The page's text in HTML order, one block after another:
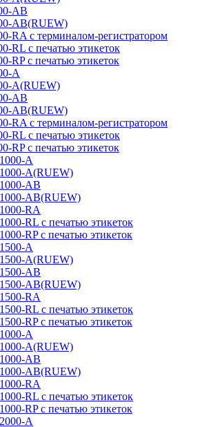
AB
AB(RUEW)
RA с терминалом-регистратором
RL с печатью этикеток
RP с печатью этикеток
A
A(RUEW)
AB
AB(RUEW)
RA с терминалом-регистратором
RL с печатью этикеток
RP с печатью этикеток
A
A(RUEW)
AB
AB(RUEW)
RA
RL с печатью этикеток
RP с печатью этикеток
A
A(RUEW)
AB
AB(RUEW)
RA
RL с печатью этикеток
RP с печатью этикеток
A
A(RUEW)
AB
AB(RUEW)
RA
RL с печатью этикеток
RP с печатью этикеток
A